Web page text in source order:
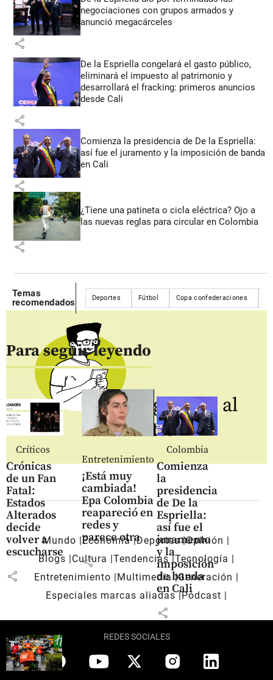
negociaciones con grupos armados y
anunció megacárceles
share
De la Espriella congelará el gasto público,
eliminará el impuesto al patrimonio y
desarrollará el fracking: primeros anuncios
desde Cali
share
Comienza la presidencia de De la Espriella:
así fue el juramento y la imposición de banda
en Cali
share
¿Tiene una patineta o cicla eléctrica? Ojo a
las nuevas reglas para circular en Colombia
share
Temas
recomendados
Deportes Fútbol Copa confederaciones
Para seguir leyendo
Críticos
Crónicas
de un Fan
Fatal:
Estados
Alterados
decide
volver a
escucharse
share
Entretenimiento
¡Está muy
cambiada!
Epa Colombia
reapareció en
redes y
parece otra
share
Colombia
Comienza
la
presidencia
de De la
Espriella:
así fue el
juramento
y la
imposición
de banda
en Cali
share
Regístrate al
newsletter
Mundo Economía Deportes Opinión
Blogs
Cultura Tendencias Tecnología
Entretenimiento
Multimedia
Generación
Especiales marcas aliadas Pódcast
REDES SOCIALES